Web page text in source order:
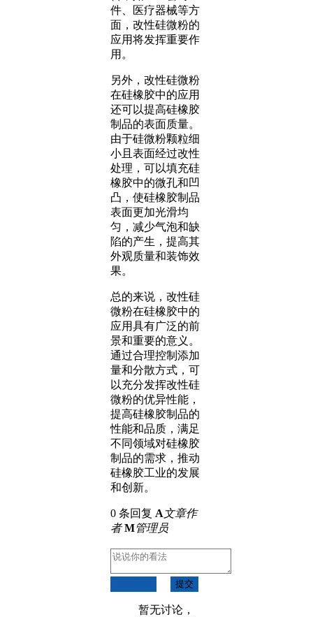
件、医疗器械等方
面，改性硅微粉的
应用将发挥重要作
用。
另外，改性硅微粉
在硅橡胶中的应用
还可以提高硅橡胶
制品的表面质量。
由于硅微粉颗粒细
小且表面经过改性
处理，可以填充硅
橡胶中的微孔和凹
凸，使硅橡胶制品
表面更加光滑均
匀，减少气泡和缺
陷的产生，提高其
外观质量和装饰效
果。
总的来说，改性硅
微粉在硅橡胶中的
应用具有广泛的前
景和重要的意义。
通过合理控制添加
量和分散方式，可
以充分发挥改性硅
微粉的优异性能，
提高硅橡胶制品的
性能和品质，满足
不同领域对硅橡胶
制品的需求，推动
硅橡胶工业的发展
和创新。
0 条回复 A文章作
者 M管理员
提交
暂无讨论，